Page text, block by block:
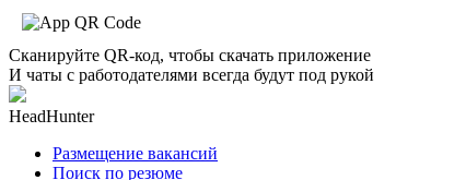
Сканируйте QR-код, чтобы скачать приложение
И чаты с работодателями всегда будут под рукой
HeadHunter
Размещение вакансий
Поиск по резюме